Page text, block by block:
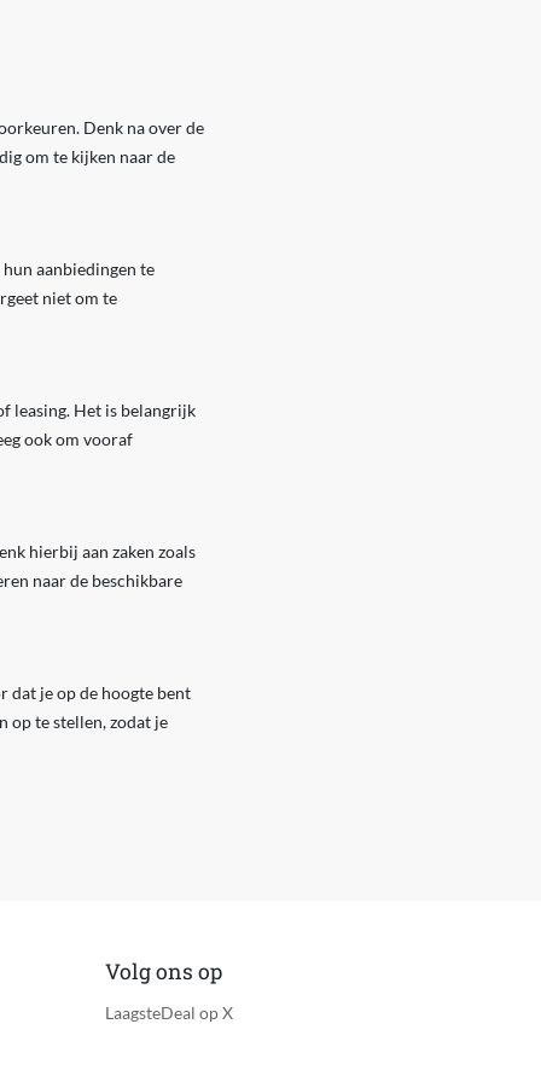
Denk na over de
om te kijken naar de
aanbiedingen te
niet om te
leasing. Het is belangrijk
ook om vooraf
hierbij aan zaken zoals
naar de beschikbare
dat je op de hoogte bent
op te stellen, zodat je
Volg ons op
LaagsteDeal op X